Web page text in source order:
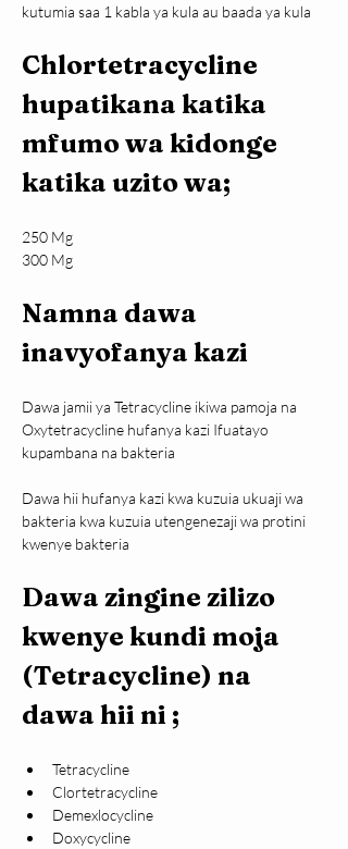
kutumia saa 1 kabla ya kula au baada ya kula
Chlortetracycline
hupatikana katika
mfumo wa kidonge
katika uzito wa;
250 Mg
300 Mg
Namna dawa
inavyofanya kazi
Dawa jamii ya Tetracycline ikiwa pamoja na
Oxytetracycline hufanya kazi Ifuatayo
kupambana na bakteria
Dawa hii hufanya kazi kwa kuzuia ukuaji wa
bakteria kwa kuzuia utengenezaji wa protini
kwenye bakteria
Dawa zingine zilizo
kwenye kundi moja
(Tetracycline) na
dawa hii ni ;
Tetracycline
Clortetracycline
Demexlocycline
Doxycycline